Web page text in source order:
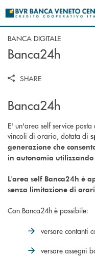
BANCA DIGITALE
Banca24h
SHARE
Banca24h
E' un'area self service
vincoli di orario, dotata di
generazione che
in autonomia utilizzando
L'area self Banca24h è
senza limitazione di
Con Banca24h è possibile:
versare contanti
versare assegni